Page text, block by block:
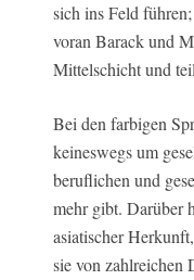
sich ins Feld
voran Barack und
Mittelschicht und
Bei den farbigen
keineswegs um
beruflichen und
mehr gibt. Darüber
asiatischer
sie von zahlreichen